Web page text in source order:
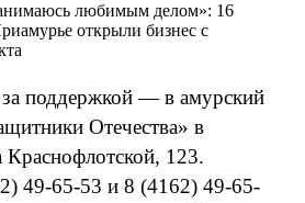
любимым делом»: 16
открыли бизнес с
поддержкой — в амурский
Отечества» в
Краснофлотской, 123.
49-65-53 и 8 (4162) 49-65-